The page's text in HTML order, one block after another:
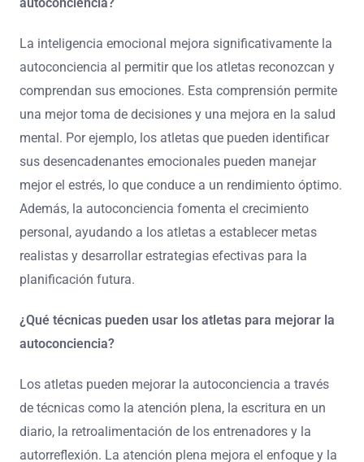
La inteligencia emocional mejora significativamente la
autoconciencia al permitir que los atletas reconozcan y
comprendan sus emociones. Esta comprensión permite
una mejor toma de decisiones y una mejora en la salud
mental. Por ejemplo, los atletas que pueden identificar
sus desencadenantes emocionales pueden manejar
mejor el estrés, lo que conduce a un rendimiento óptimo.
Además, la autoconciencia fomenta el crecimiento
personal, ayudando a los atletas a establecer metas
realistas y desarrollar estrategias efectivas para la
planificación futura.
¿Qué técnicas pueden usar los atletas para mejorar la
autoconciencia?
Los atletas pueden mejorar la autoconciencia a través
de técnicas como la atención plena, la escritura en un
diario, la retroalimentación de los entrenadores y la
autorreflexión. La atención plena mejora el enfoque y la